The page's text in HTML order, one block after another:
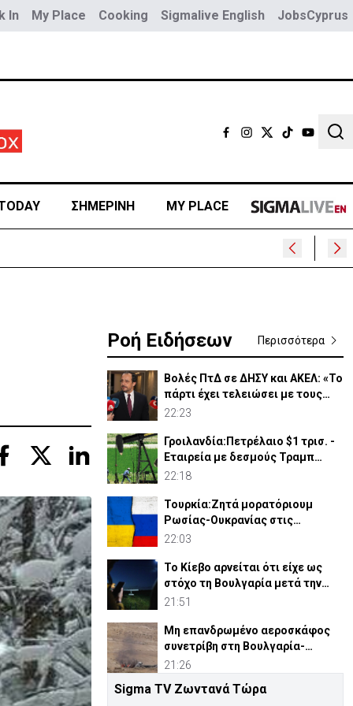
In My Place Cooking Sigmalive English JobsCyprus
ΣΗΜΕΡΙΝΗ MY PLACE
Ροή Ειδήσεων Περισσότερα
Βολές ΠτΔ σε ΔΗΣΥ και ΑΚΕΛ: «Το
πάρτι έχει τελειώσει με τους
διορισμούς»
22:23
Γροιλανδία:Πετρέλαιο $1 τρισ. -
Εταιρεία με δεσμούς Τραμπ
ετοιμάζει γεωτρήσεις
22:18
Τουρκία:Ζητά μορατόριουμ
Ρωσίας-Ουκρανίας στις
επιθέσεις κατά εμπορικών
22:03
Το Κίεβο αρνείται ότι είχε ως
στόχο τη Βουλγαρία μετά την
έκρηξη του drone
21:51
Μη επανδρωμένο αεροσκάφος
συνετρίβη στη Βουλγαρία-
Kατηγορεί το Κίεβο
21:26
ΠτΔ: Εντατικοποιούνται οι
Sigma TV Ζωντανά Τώρα